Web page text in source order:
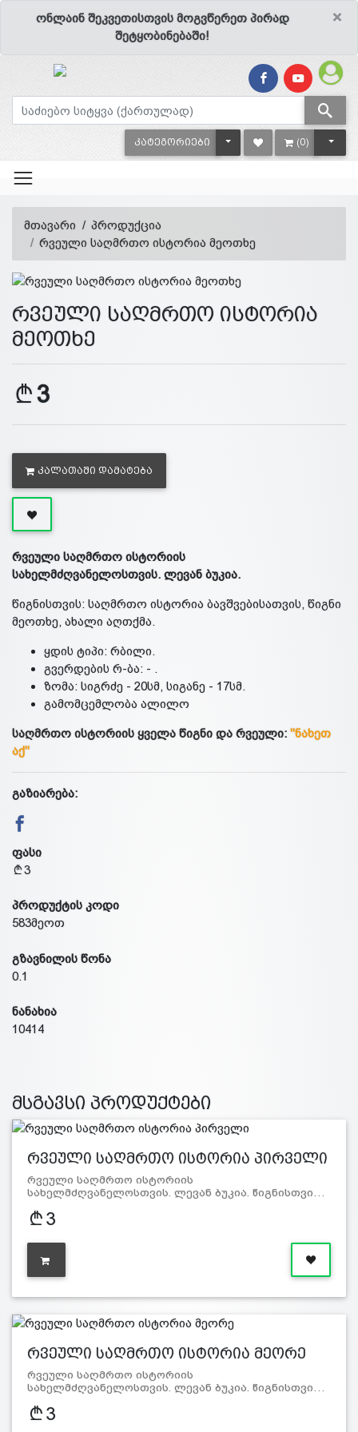
×
ონლაინ შეკვეთისთვის მოგვწერეთ პირად
შეტყობინებაში!
ᲙᲐᲢᲔᲒᲝᲠᲘᲔᲑᲘ TOGGLE DROPDOWN
(0)
მთავარი
პროდუქცია
რვეული საღმრთო ისტორია მეოთხე
რვეული საღმრთო ისტორია
მეოთხე
3
ᲙᲐᲚᲐᲗᲐᲨᲘ ᲓᲐᲛᲐᲢᲔᲑᲐ
რვეული საღმრთო ისტორიის
სახელმძღვანელოსთვის. ლევან ბუკია.
წიგნისთვის: საღმრთო ისტორია ბავშვებისათვის, წიგნი
მეოთხე, ახალი აღთქმა.
ყდის ტიპი: რბილი.
გვერდების რ-ბა: - .
ზომა: სიგრძე - 20სმ, სიგანე - 17სმ.
გამომცემლობა ალილო
საღმრთო ისტორიის ყველა წიგნი და რვეული: "ნახეთ
აქ"
გაზიარება:
ფასი
3
პროდუქტის კოდი
583მეოთ
გზავნილის წონა
0.1
ნანახია
10414
მსგავსი პროდუქტები
რვეული საღმრთო ისტორია პირველი
რვეული საღმრთო ისტორიის
სახელმძღვანელოსთვის. ლევან ბუკია. წიგნისთვი…
3
რვეული საღმრთო ისტორია მეორე
რვეული საღმრთო ისტორიის
სახელმძღვანელოსთვის. ლევან ბუკია. წიგნისთვი…
3